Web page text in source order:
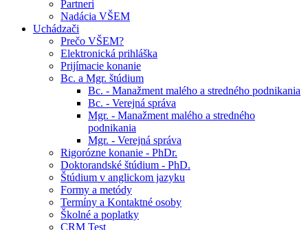
Partneri
Nadácia VŠEM
Uchádzači
Prečo VŠEM?
Elektronická prihláška
Prijímacie konanie
Bc. a Mgr. štúdium
Bc. - Manažment malého a stredného podnikania
Bc. - Verejná správa
Mgr. - Manažment malého a stredného
podnikania
Mgr. - Verejná správa
Rigorózne konanie - PhDr.
Doktorandské štúdium - PhD.
Štúdium v anglickom jazyku
Formy a metódy
Termíny a Kontaktné osoby
Školné a poplatky
CRM Test